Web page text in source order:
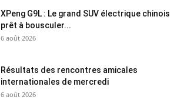
XPeng G9L : Le grand SUV électrique chinois
prêt à bousculer...
6 août 2026
Résultats des rencontres amicales
internationales de mercredi
6 août 2026